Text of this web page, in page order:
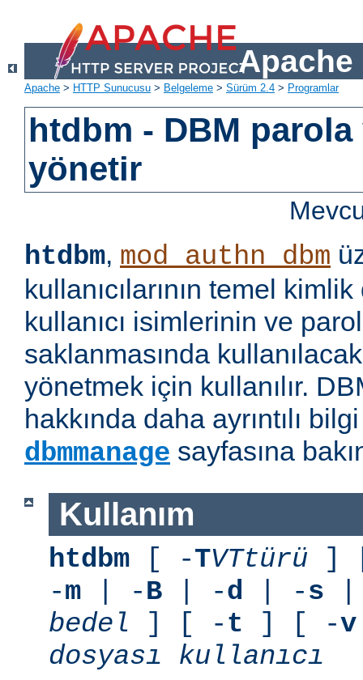
Apache
Apache > HTTP Sunucusu > Belgeleme > Sürüm 2.4 > Programlar
htdbm - DBM parola
yönetir
htdbm, mod_authn_dbm
kullanıcılarının temel
kullanıcı isimlerinin ve
saklanmasında
yönetmek için kullanılır.
hakkında daha ayrıntılı
dbmmanage sayfasına
Kullanım
htdbm [ -TVTtürü ]
-m | -B | -d | -s
bedel ] [ -t ] [ -v
dosyası
kullanıcı